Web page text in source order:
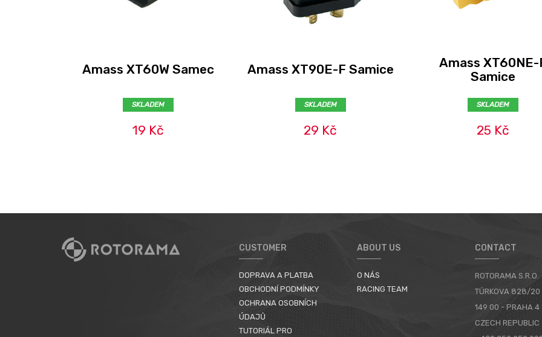
Amass XT60W Samec
SKLADEM
19 Kč
Amass XT90E-F Samice
SKLADEM
29 Kč
Amass XT60NE-
Samice
SKLADEM
25 Kč
CUSTOMER
DOPRAVA A PLATBA
OBCHODNÍ PODMÍNKY
OCHRANA OSOBNÍCH
ÚDAJŮ
TUTORIÁL PRO
ABOUT US
O NÁS
RACING TEAM
CONTACT
ROTORAMA S.R.O.
TÜRKOVA 828/20
149 00 - PRAHA 4
CZECH REPUBLIC